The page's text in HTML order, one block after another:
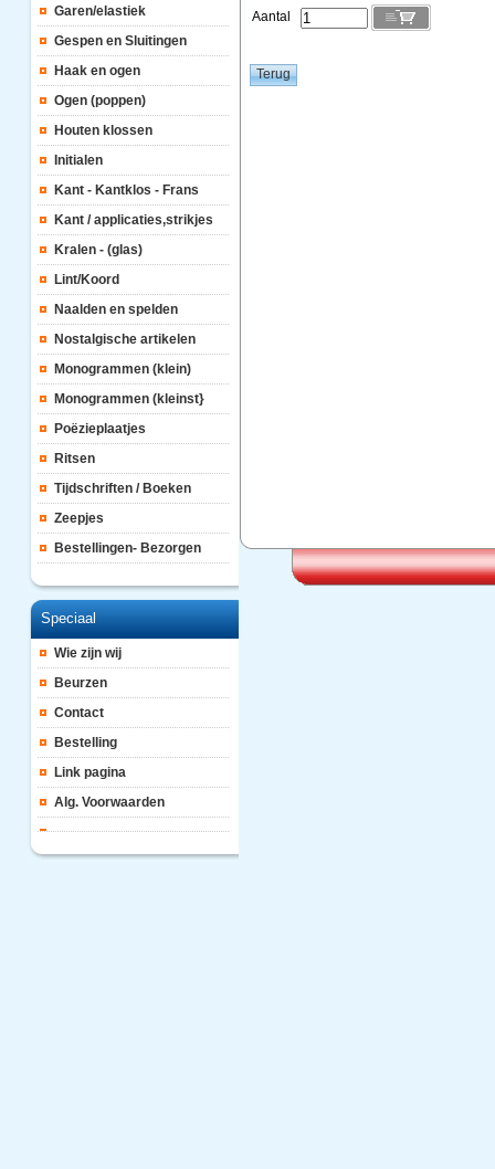
Garen/elastiek
Gespen en Sluitingen
Haak en ogen
Ogen (poppen)
Houten klossen
Initialen
Kant - Kantklos - Frans
Kant / applicaties,strikjes
Kralen - (glas)
Lint/Koord
Naalden en spelden
Nostalgische artikelen
Monogrammen (klein)
Monogrammen (kleinst}
Poëzieplaatjes
Ritsen
Tijdschriften / Boeken
Zeepjes
Bestellingen- Bezorgen
Speciaal
Wie zijn wij
Beurzen
Contact
Bestelling
Link pagina
Alg. Voorwaarden
Aantal